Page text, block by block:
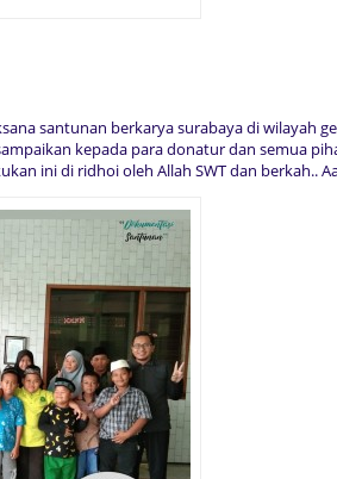
santunan berkarya surabaya di wilayah
kepada para donatur dan semua
ini di ridhoi oleh Allah SWT dan berkah..